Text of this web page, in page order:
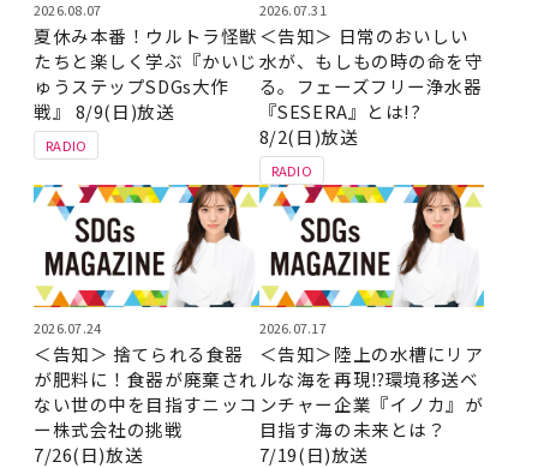
RADIO
2026.08.07
夏休み本番！ウルトラ怪獣
たちと楽しく学ぶ『かいじ
ゅうステップSDGs大作
戦』 8/9(日)放送
RADIO
2026.07.31
＜告知＞ 日常のおいしい
水が、もしもの時の命を守
る。フェーズフリー浄水器
『SESERA』とは!?
8/2(日)放送
2026.07.24
＜告知＞ 捨てられる食器
が肥料に！食器が廃棄され
ない世の中を目指すニッコ
ー株式会社の挑戦
7/26(日)放送
2026.07.17
＜告知＞陸上の水槽にリア
ルな海を再現⁉環境移送ベ
ンチャー企業『イノカ』が
目指す海の未来とは？
7/19(日)放送